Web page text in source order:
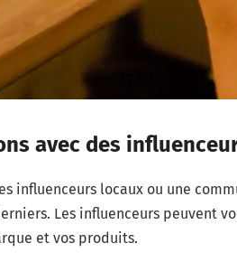
avec des
influenceurs locaux ou une
Les influenceurs peuvent
et vos produits.